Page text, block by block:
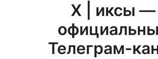
X | иксы —
Телеграм-